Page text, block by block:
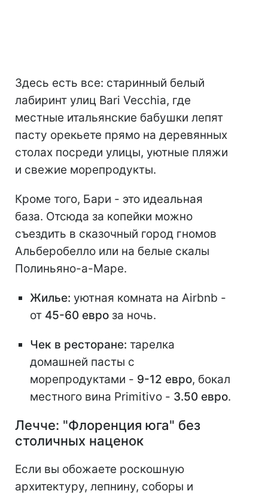
Здесь есть все: старинный белый
лабиринт улиц Bari Vecchia, где
местные итальянские бабушки лепят
пасту орекьете прямо на деревянных
столах посреди улицы, уютные пляжи
и свежие морепродукты.
Кроме того, Бари - это идеальная
база. Отсюда за копейки можно
съездить в сказочный город гномов
Альберобелло или на белые скалы
Полиньяно-а-Маре.
Жилье: уютная комната на Airbnb -
от 45-60 евро за ночь.
Чек в ресторане: тарелка
домашней пасты с
морепродуктами - 9-12 евро, бокал
местного вина Primitivo - 3.50 евро.
Лечче: "Флоренция юга" без
столичных наценок
Если вы обожаете роскошную
архитектуру, лепнину, соборы и